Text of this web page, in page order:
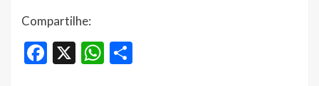
Compartilhe:
Facebook
X WhatsApp